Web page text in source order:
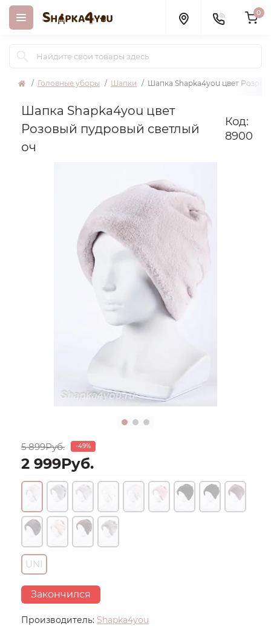
0
Головные уборы Шапки Шапка Shapka4you цвет
Шапка Shapka4you цвет
Розовый пудровый светлый
оч
Код:
8900
Производитель: Shapka4you
5 899Руб. -49%
2 999Руб.
UNI
Закончился